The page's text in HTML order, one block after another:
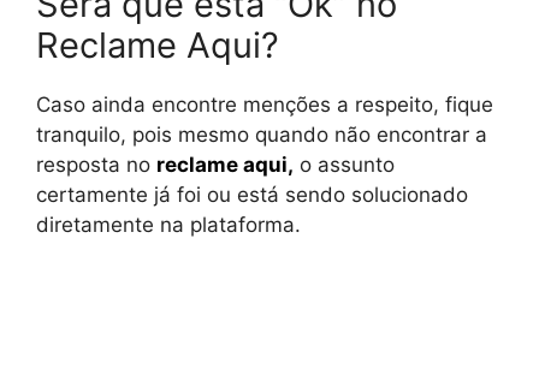
Reclame Aqui?
Caso ainda encontre menções a respeito, fique
tranquilo, pois mesmo quando não encontrar a
resposta no reclame aqui, o assunto
certamente já foi ou está sendo solucionado
diretamente na plataforma.